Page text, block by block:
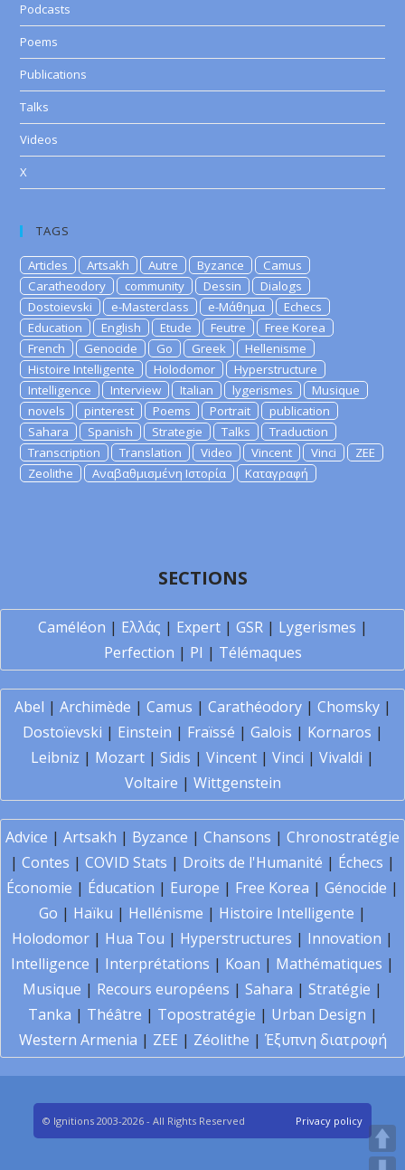
Podcasts
Poems
Publications
Talks
Videos
X
TAGS
Articles Artsakh Autre Byzance
Camus
Caratheodory
community Dessin
Dialogs
Dostoievski
e-Masterclass e-Μάθημα
Echecs
Education
English Etude Feutre
Free Korea
French
Genocide Go Greek
Hellenisme
Histoire Intelligente
Holodomor
Hyperstructure
Intelligence
Interview Italian lygerismes
Musique
novels
pinterest Poems Portrait
publication
Sahara
Spanish Strategie Talks
Traduction
Transcription
Translation Video Vincent Vinci
ZEE
Zeolithe
Αναβαθμισμένη Ιστορία Καταγραφή
SECTIONS
Caméléon | Ελλάς | Expert| GSR| Lygerismes |
Perfection | PI | Télémaques
Abel | Archimède | Camus | Carathéodory| Chomsky|
Dostoïevski | Einstein | Fraïssé | Galois | Kornaros |
Leibniz | Mozart | Sidis | Vincent | Vinci | Vivaldi |
Voltaire | Wittgenstein
Advice | Artsakh | Byzance | Chansons | Chronostratégie
| Contes | COVID Stats | Droits de l'Humanité | Échecs |
Économie | Éducation | Europe | Free Korea | Génocide |
Go | Haïku | Hellénisme | Histoire Intelligente |
Holodomor | Hua Tou | Hyperstructures | Innovation |
Intelligence | Interprétations | Koan | Mathématiques |
Musique | Recours européens | Sahara | Stratégie |
Tanka | Théâtre | Topostratégie | Urban Design |
Western Armenia | ZEE | Zéolithe | Έξυπνη διατροφή
© Ignitions 2003-2026 - All Rights Reserved Privacy policy